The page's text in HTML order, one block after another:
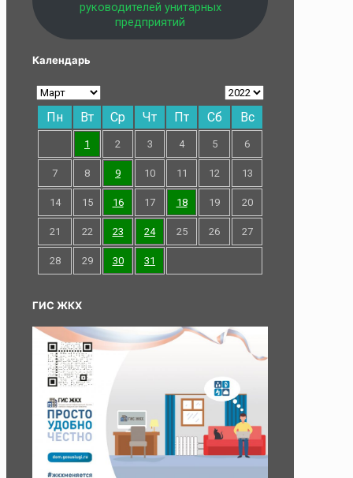
руководителей унитарных
предприятий
Календарь
Пн Вт Ср Чт Пт Сб Вс
1 2 3 4 5 6
7 8 9 10 11 12 13
14 15 16 17 18 19 20
21 22 23 24 25 26 27
28 29 30 31
ГИС ЖКХ